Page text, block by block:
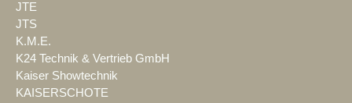
JTE
JTS
K.M.E.
K24 Technik & Vertrieb GmbH
Kaiser Showtechnik
KAISERSCHOTE